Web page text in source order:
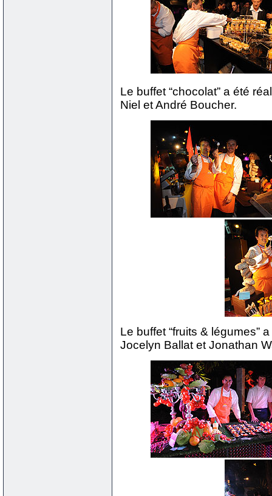
Le buffet “chocolat” a été
Niel et André Boucher.
Le buffet “fruits & légumes”
Jocelyn Ballat et Jonathan